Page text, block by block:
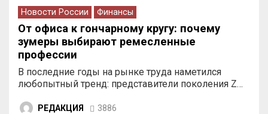
Новости России Финансы
От офиса к гончарному кругу: почему
зумеры выбирают ремесленные
профессии
В последние годы на рынке труда наметился
любопытный тренд: представители поколения Z…
РЕДАКЦИЯ 3886